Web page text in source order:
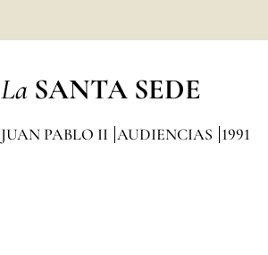
La SANTA SEDE
JUAN PABLO II AUDIENCIAS 1991